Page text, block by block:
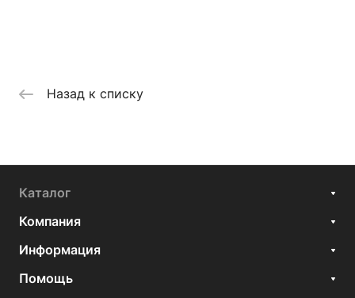
Назад к списку
Каталог
Компания
Информация
Помощь